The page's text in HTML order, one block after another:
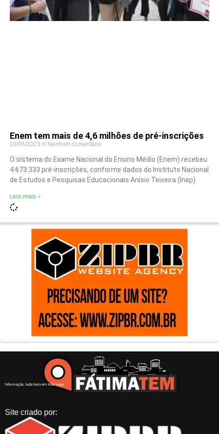
Enem tem mais de 4,6 milhões de pré-inscrições
19/06/2023 Nenhum comentário
O sistema do Exame Nacional do Ensino Médio (Enem) recebeu
4.673.333 pré-inscrições, conforme dados do Instituto Nacional
de Estudos e Pesquisas Educacionais Anísio Teixeira (Inep).
Leia mais »
Informação, toda hora em todo lugar
Site criado por: